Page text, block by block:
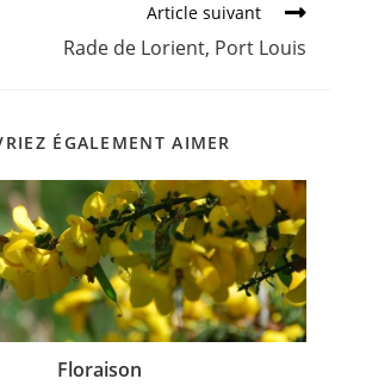
Article suivant
Rade de Lorient, Port Louis
ÉGALEMENT AIMER
Floraison